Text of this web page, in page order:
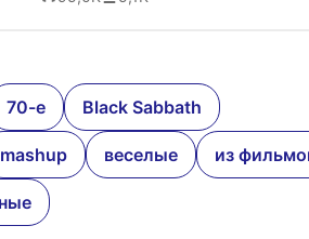
70-е Black Sabbath
mashup веселые из